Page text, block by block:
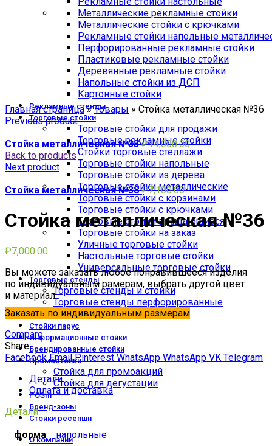
Металлические рекламные стойки
Металлические стойки с крючками
Рекламные стойки напольные
Перфорированные рекламные стойки
Пластиковые рекламные стойки
Деревянные рекламные стойки
Напольные стойки из ДСП
Картонные стойки
Рекламные стенды
Торговые стойки
Торговые стойки для продажи
Торговые рекламные стойки
Стойки торговые стеллажи
Торговые стойки напольные
Торговые стойки из дерева
Торговые стойки металлические
Торговые стойки с корзинами
Торговые стойки с крючками
Торговые стойки вращающиеся
Торговые стойки на заказ
Уличные торговые стойки
Настольные торговые стойки
Универсальные торговые стойки
Торговые стенды
Торговые стенды и стойки
Торговые стенды перфорированные
Торговые стенды на заказ
Стойки парус
Информационные стойки
Брендированные стойки
Промостойки
Стойка для промоакций
Стойка для дегустации
POSm
Бренд-зоны
Стойки ресепшн
О компании
Click to enlarge
Главная страница»Товары » Стойка металлическая №36
Previous product
Стойка металлическая №33₽14,000.00
Back to products
Next product
Стойка металлическая №38₽7,100.00
Стойка металлическая №36
₽7,000.00
Вы можете заказать любое понравившееся изделия
по индивидуальным рамерам, выбрать другой цвет
и материал
Заказать по индивидуальным размерам
Compare
Share
Facebook Email Pinterest WhatsApp WhatsApp VK Telegram
Детали
Оплата и доставка
Детали
форма
напольные